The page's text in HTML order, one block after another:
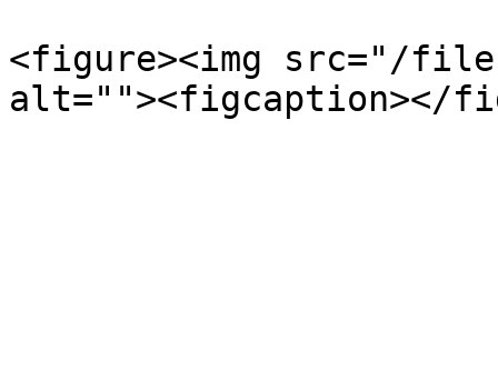
<figure><img src="/files/